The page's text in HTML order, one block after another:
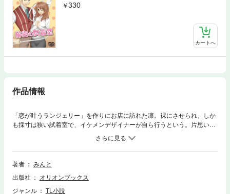
330
カートへ
作品情報
「恋が叶うランジェリー」を作りにお店に訪れた凛。裸にさせられ、しか
も採寸は狭い試着室で、イケメンデザイナーが自ら行うという。片思いの
人に告白しようと思っていたのに、彼の甘い指が初めての凛をとかし
て……。恋と体がハラハラと交差する、みんと作、ちょっとエッチな恋愛
小説。
著者
みんと
出版社
オリオンブックス
ジャンル
TL小説